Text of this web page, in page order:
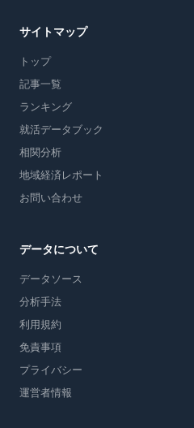
サイトマップ
トップ
記事一覧
ランキング
就活データブック
相関分析
地域経済レポート
お問い合わせ
データについて
データソース
分析手法
利用規約
免責事項
プライバシー
運営者情報